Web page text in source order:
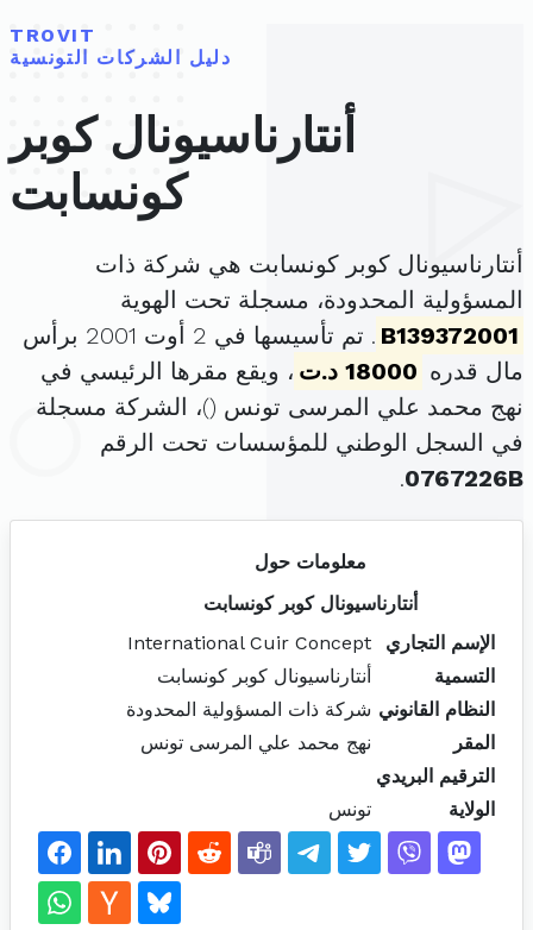
TROVIT
دليل الشركات التونسية
أنتارناسيونال كوبر
كونسابت
أنتارناسيونال كوبر كونسابت هي شركة ذات
المسؤولية المحدودة، مسجلة تحت الهوية
B139372001
. تم تأسيسها في 2 أوت 2001 برأس
مال قدره 18000 د.ت
، ويقع مقرها الرئيسي في
نهج محمد علي المرسى تونس ()، الشركة مسجلة
في السجل الوطني للمؤسسات تحت الرقم
0767226B
.
معلومات حول
أنتارناسيونال كوبر كونسابت
الإسم التجاري
International Cuir Concept
التسمية
أنتارناسيونال كوبر كونسابت
النظام القانوني شركة ذات المسؤولية المحدودة
المقر
نهج محمد علي المرسى تونس
الترقيم البريدي
الولاية
تونس